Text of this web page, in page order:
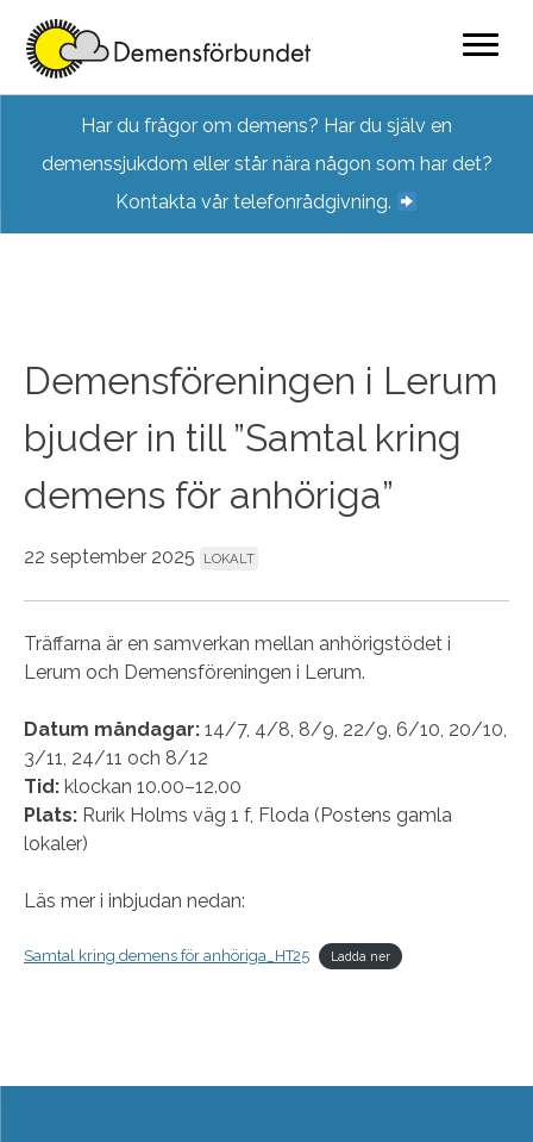
content
Har du frågor om demens? Har du själv en
demenssjukdom eller står nära någon som har det?
Kontakta vår telefonrådgivning.
Demensföreningen i Lerum
bjuder in till ”Samtal kring
demens för anhöriga”
22 september 2025 LOKALT
Träffarna är en samverkan mellan anhörigstödet i
Lerum och Demensföreningen i Lerum.
Datum måndagar: 14/7, 4/8, 8/9, 22/9, 6/10, 20/10,
3/11, 24/11 och 8/12
Tid: klockan 10.00–12.00
Plats: Rurik Holms väg 1 f, Floda (Postens gamla
lokaler)
Läs mer i inbjudan nedan:
Samtal kring demens för anhöriga_HT25 Ladda ner